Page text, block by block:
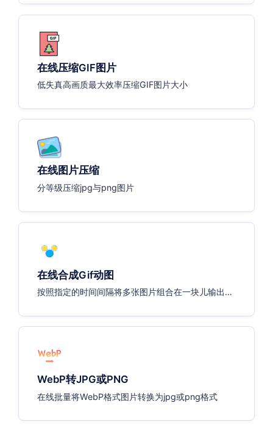
在线压缩GIF图片
低失真高画质最大效率压缩GIF图片大小
在线图片压缩
分等级压缩jpg与png图片
在线合成Gif动图
按照指定的时间间隔将多张图片组合在一块儿输出GI
WebP转JPG或PNG
在线批量将WebP格式图片转换为jpg或png格式